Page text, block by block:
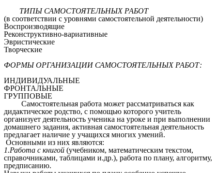
ТИПЫ САМОСТОЯТЕЛЬНЫХ РАБОТ
(в соответствии с уровнями самостоятельной деятельности)
Воспроизводящие
Реконструктивно-вариативные
Эвристические
Творческие
ФОРМЫ ОРГАНИЗАЦИИ САМОСТОЯТЕЛЬНЫХ РАБОТ:
ИНДИВИДУАЛЬНЫЕ
ФРОНТАЛЬНЫЕ
ГРУППОВЫЕ
Самостоятельная работа может рассматриваться как
дидактическое родство, с помощью которого учитель
организует деятельность ученика на уроке и при выполнении
домашнего задания, активная самостоятельная деятельность
предлагает наличие у учащихся многих умений.
Основными из них являются:
1.Работа с книгой (учебником, математическим текстом,
справочниками, таблицами и.др.), работа по плану, алгоритму,
предписанию.